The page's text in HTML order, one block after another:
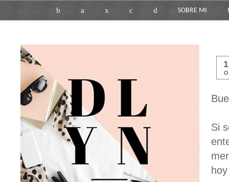
b a x c d SOBRE MI
Si
hoy